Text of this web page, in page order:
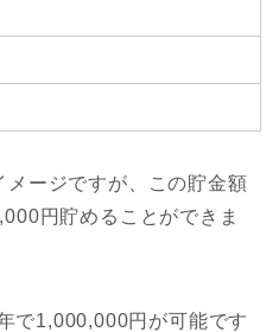
メージですが、この貯金額
円貯めることができま
で1,000,000円が可能です